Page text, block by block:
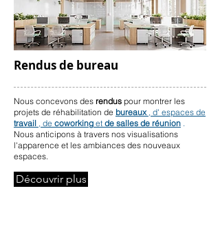
Rendus de bureau
Nous concevons des rendus pour montrer les
projets de réhabilitation de bureaux, d' espaces de
travail , de coworking et de salles de réunion .
Nous anticipons à travers nos visualisations
l'apparence et les ambiances des nouveaux
espaces.
Découvrir plus